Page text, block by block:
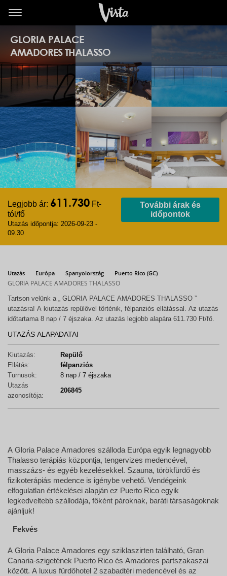
GLORIA PALACE
AMADORES THALASSO
Legjobb ár: 611.730 Ft-
tól/fő
Utazás időpontja: 2026-09-23 -
09.30
További árak és
időpontok
Utazás Európa Spanyolország Puerto Rico (GC)
GLORIA PALACE AMADORES THALASSO
Tartson velünk a „ GLORIA PALACE AMADORES THALASSO ”
utazásra! A kiutazás repülővel történik, félpanziós ellátással. Az utazás
időtartama 8 nap / 7 éjszaka. Az utazás legjobb alapára 611.730 Ft/fő.
UTAZÁS ALAPADATAI
Kiutazás:
Repülő
Ellátás:
félpanziós
Turnusok:
8 nap / 7 éjszaka
Utazás
azonosítója:
206845
A Gloria Palace Amadores szálloda Európa egyik legnagyobb
Thalasso terápiás központja, tengervizes medencével,
masszázs- és egyéb kezelésekkel. Szauna, török​fürdő és
fizikoterápiás medence is igénybe vehető. Vendégeink
elfogulatlan értékelései alapján ez Puerto Rico egyik
legkedveltebb szállodája, főként pároknak, baráti társaságoknak
ajánljuk!
Fekvés
A Gloria Palace Amadores egy sziklaszirten található, Gran
Canaria-szigetének Puerto Rico és Amadores partszakaszai
között. A luxus fürdőhotel 2 szabadtéri medencével és az